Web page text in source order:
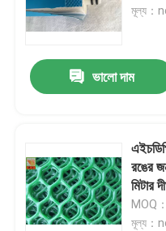
মূল্য：
ভালো দাম
রঙের
মিটার
MOQ
মূল্য：